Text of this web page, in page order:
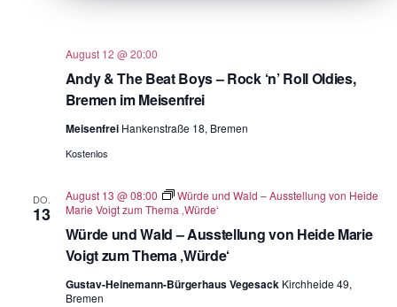
Andy & The Beat Boys – Rock ‘n’ Roll Oldies,
Bremen im Meisenfrei
August 12 @ 20:00
Meisenfrei Hankenstraße 18, Bremen
Kostenlos
DO.
13
Würde und Wald – Ausstellung von Heide Marie
Voigt zum Thema ‚Würde‘
August 13 @ 08:00
Würde und Wald – Ausstellung von Heide
Marie Voigt zum Thema ‚Würde‘
Gustav-Heinemann-Bürgerhaus Vegesack Kirchheide 49,
Bremen